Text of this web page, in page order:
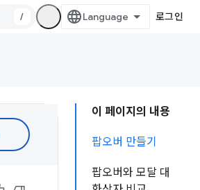
/ 로그인
이 페이지의 내용
팝오버 만들기
팝오버와 모달 대